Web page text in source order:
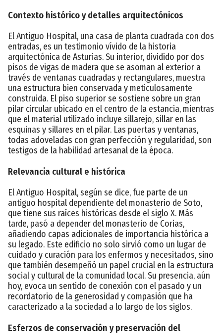
Contexto histórico y detalles arquitectónicos
El Antiguo Hospital, una casa de planta cuadrada con dos
entradas, es un testimonio vívido de la historia
arquitectónica de Asturias. Su interior, dividido por dos
pisos de vigas de madera que se asoman al exterior a
través de ventanas cuadradas y rectangulares, muestra
una estructura bien conservada y meticulosamente
construida. El piso superior se sostiene sobre un gran
pilar circular ubicado en el centro de la estancia, mientras
que el material utilizado incluye sillarejo, sillar en las
esquinas y sillares en el pilar. Las puertas y ventanas,
todas adoveladas con gran perfección y regularidad, son
testigos de la habilidad artesanal de la época.
Relevancia cultural e histórica
El Antiguo Hospital, según se dice, fue parte de un
antiguo hospital dependiente del monasterio de Soto,
que tiene sus raíces históricas desde el siglo X. Más
tarde, pasó a depender del monasterio de Corias,
añadiendo capas adicionales de importancia histórica a
su legado. Este edificio no solo sirvió como un lugar de
cuidado y curación para los enfermos y necesitados, sino
que también desempeñó un papel crucial en la estructura
social y cultural de la comunidad local. Su presencia, aún
hoy, evoca un sentido de conexión con el pasado y un
recordatorio de la generosidad y compasión que ha
caracterizado a la sociedad a lo largo de los siglos.
Esferzos de conservación y preservación del